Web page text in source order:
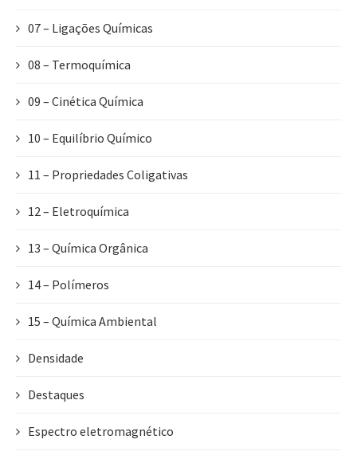
07 – Ligações Químicas
08 – Termoquímica
09 – Cinética Química
10 – Equilíbrio Químico
11 – Propriedades Coligativas
12 – Eletroquímica
13 – Química Orgânica
14 – Polímeros
15 – Química Ambiental
Densidade
Destaques
Espectro eletromagnético